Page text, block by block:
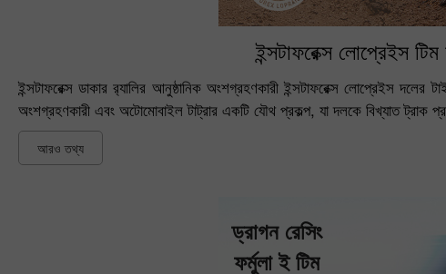
ইন্সটাফরেক্স লোপ্রেইস
ইন্সটাফরেক্স ডাকার র‍্যালির আনুষ্ঠানিক অংশগ্রহণকারী ইন্সটাফরেক্স লোপ্রেইস
অংশগ্রহণকারী এবং অটোমোবাইল টাট্রার একটি যৌথ প্রকল্প, যা দলকে বিখ্যাত ট্রাক
আরও তথ্য
ড্রাগন রেসিং
ফর্মুলা ই টিম